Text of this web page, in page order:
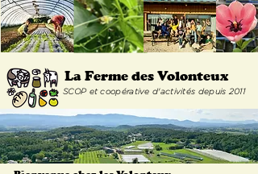
La Ferme des Volonteux
SCOP et coopérative d'activités depuis 2011